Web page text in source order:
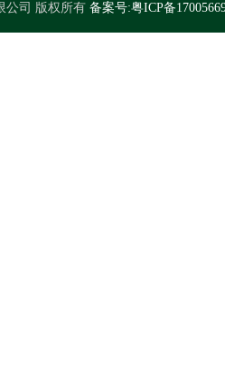
公司 版权所有 备案号:粤ICP备